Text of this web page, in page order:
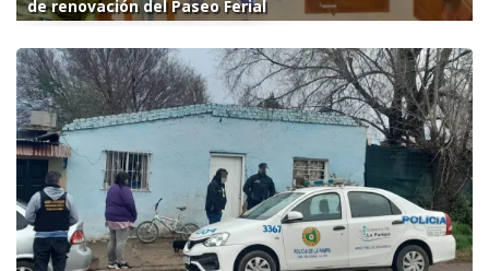
de renovación del Paseo Ferial